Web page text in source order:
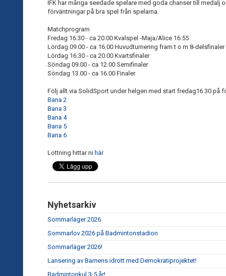
IFK har många seedade spelare med goda chanser till medalj
förväntningar på bra spel från spelarna.
Matchprogram
Fredag 16.30 - ca 20.00 Kvalspel -Maja/Alice 16:55
Lördag 09.00 - ca 16.00 Huvudturnering fram t o m 8-delsfinaler
Lördag 16.30 - ca 20.00 Kvartsfinaler
Söndag 09.00 - ca 12.00 Semifinaler
Söndag 13.00 - ca 16.00 Finaler
Följ allt via SolidSport under helgen med start fredag16.30 på
Bana 2
Bana 3
Bana 4
Bana 5
Bana 6
Lottning hittar ni här
Nyhetsarkiv
Sommarläger 2026
Sommarlov 2026 på Badmintonstadion
Sommarläger 2026!
Lansering av Barnens idrott med Demokratiprojektet!
Badmintonkul 3-5 år!